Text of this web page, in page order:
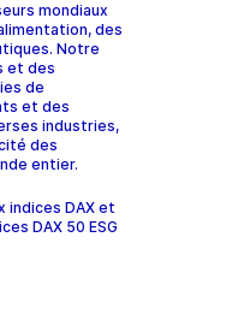
mondiaux
des
Notre
et des
de
et des
industries,
des
entier.
indices DAX et
DAX 50 ESG